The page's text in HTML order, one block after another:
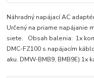
Náhradný napájací AC
Určený na priame napájanie
siete. Obsah balenia: 1x
DMC-FZ100 s napájacím
aku. DMW-BMB9, BMB9E) 1x